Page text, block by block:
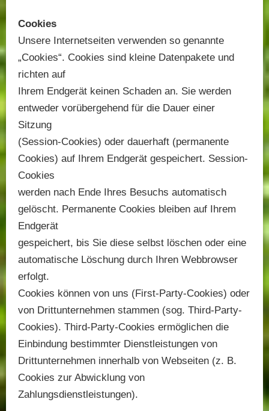
Cookies
Unsere Internetseiten verwenden so genannte
„Cookies“. Cookies sind kleine Datenpakete und
richten auf
Ihrem Endgerät keinen Schaden an. Sie werden
entweder vorübergehend für die Dauer einer
Sitzung
(Session-Cookies) oder dauerhaft (permanente
Cookies) auf Ihrem Endgerät gespeichert. Session-
Cookies
werden nach Ende Ihres Besuchs automatisch
gelöscht. Permanente Cookies bleiben auf Ihrem
Endgerät
gespeichert, bis Sie diese selbst löschen oder eine
automatische Löschung durch Ihren Webbrowser
erfolgt.
Cookies können von uns (First-Party-Cookies) oder
von Drittunternehmen stammen (sog. Third-Party-
Cookies). Third-Party-Cookies ermöglichen die
Einbindung bestimmter Dienstleistungen von
Drittunternehmen innerhalb von Webseiten (z. B.
Cookies zur Abwicklung von
Zahlungsdienstleistungen).